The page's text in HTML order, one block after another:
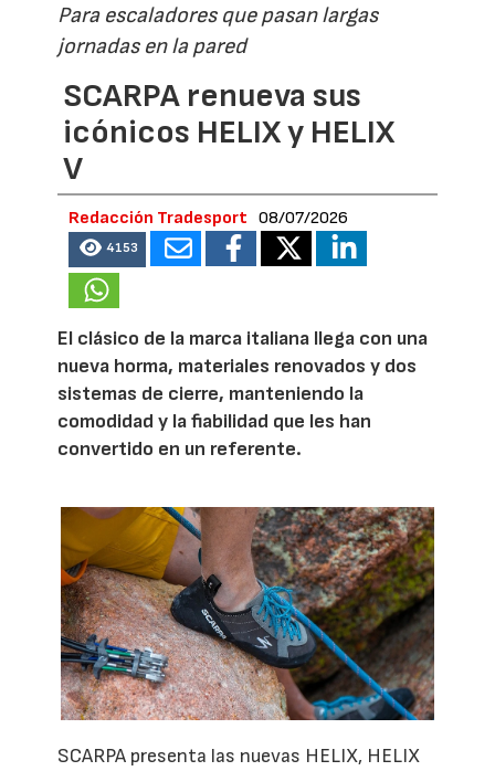
Para escaladores que pasan largas
jornadas en la pared
SCARPA renueva sus
icónicos HELIX y HELIX
V
Redacción Tradesport 08/07/2026
4153
El clásico de la marca italiana llega con una
nueva horma, materiales renovados y dos
sistemas de cierre, manteniendo la
comodidad y la fiabilidad que les han
convertido en un referente.
SCARPA presenta las nuevas HELIX, HELIX